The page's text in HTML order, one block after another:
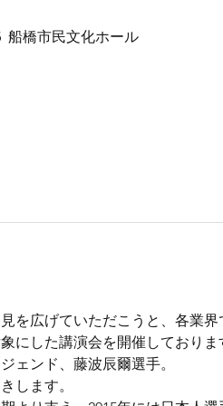
船橋市民文化ホール
を広げていただこうと、各業界
にした講演会を開催しておりま
ェンド、藤波辰爾選手。
します。